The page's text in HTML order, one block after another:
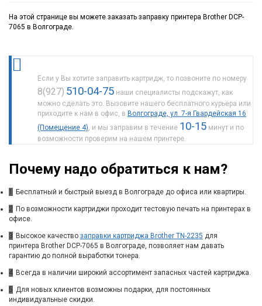
На этой странице вы можете заказать заправку принтера Brother DCP-
7065 в Волгограде.
Если у Вы хотите заправить картридж, то позвоните по номеру
8(927) 510-04-75 наши специалисты подскажут, как
можно сделать это. Вызовите нашего бесплатного курьера или
приходите к нам в офис, в Волгограде, ул. 7-я Гвардейская 16
(Помещение 4), и мы заправим в течение 10-15 минут и по
возможности проверим на нашем принтере.
Почему надо обратиться к нам?
1 Бесплатный и быстрый выезд в Волгограде до офиса или квартиры.
2 По возможности картриджи проходит тестовую печать на принтерах в
офисе.
3 Высокое качество заправки картриджа Brother TN-2235 для
принтера Brother DCP-7065 в Волгограде, позволяет нам давать
гарантию до полной выработки тонера.
4 Всегда в наличии широкий ассортимент запасных частей картриджа.
5 Для новых клиентов возможны подарки, для постоянных
индивидуальные скидки.